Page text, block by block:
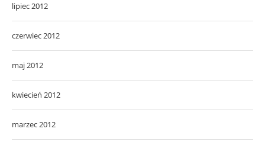
lipiec 2012
czerwiec 2012
maj 2012
kwiecień 2012
marzec 2012